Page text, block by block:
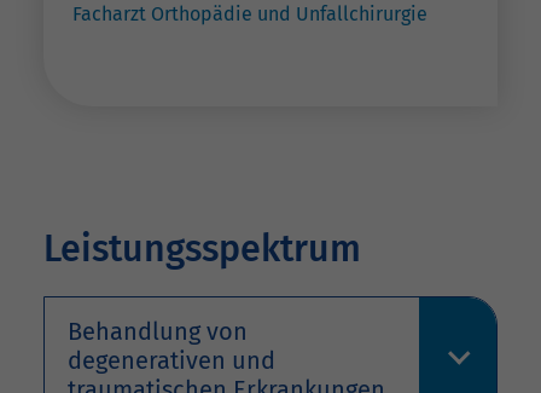
Facharzt Orthopädie und Unfallchirurgie
Leistungsspektrum
Behandlung von
degenerativen und